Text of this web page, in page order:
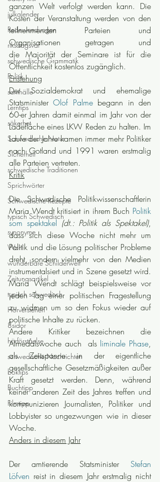
julkalender
Redewendungen
riksdagsval
schwedische Grammatik
Politik
samhälle
Lerntips
säkerhet
Schwedische Natur
Sicherheit
schwedische Traditionen
Sprichwörter
Schwedische Rezepte
typisch Schwedisch
synonyme
Wahl
wunderbare Schilderwelt
Zeitungsartikel
typisch schwedisch
Hörverstehen
8sidor
hörförståelse
schwedische Nachrichten
boktips
Buchtipp
Filmtipp
ganzen Welt verfolgt werden kann. Die
Kosten der Veranstaltung werden von den
teilnehmenden Parteien und
Organisationen getragen und
die Majorität der Seminare ist für die
Öffentlichkeit kostenlos zugänglich.
Enstehung
Der Sozialdemokrat und ehemalige
Statsminister Olof Palme begann in den
60-er Jahren damit einmal im Jahr von der
Ladefläche eines LKW Reden zu halten. Im
Laufe der Jahre kamen immer mehr Politiker
nach Gotland und 1991 waren erstmalig
alle Parteien vertreten.
Kritik
Die Schwedische Politikwissenschaftlerin
Maria Wendt kritisiert in ihrem Buch Politik
som spektakel (dt.: Politik als Spektakel),
dass sich diese Woche nicht mehr um
Politik und die Lösung politischer Probleme
dreht, sondern vielmehr von den Medien
instrumentalsiert und in Szene gesetzt wird.
Maria Wendt schlägt beispielsweise vor
jeden Tag einer politischen Fragestellung
zu widmen um so den Fokus wieder auf
politische Inhalte zu rücken.
Andere Kritiker bezeichnen die
Almedalswoche auch  als liminale Phase,
als Zeitspanne in der eigentliche
gesellschaftliche Gesetzmäßigkeiten außer
Kraft gesetzt werden. Denn, während
keiner anderen Zeit des Jahres treffen und
kommunizieren Journalisten, Politiker und
Lobbyister so ungezwungen wie in dieser
Woche.
Anders in diesem Jahr
Der amtierende Statsminister Stefan
Löfven reist in diesem Jahr erstmalig nicht